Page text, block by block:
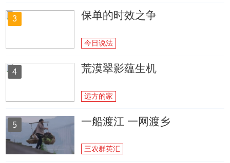
3 保单的时效之争
今日说法
4 荒漠翠影蕴生机
远方的家
5 一船渡江 一网渡乡
三农群英汇